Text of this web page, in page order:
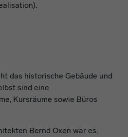
das historische Gebäude und
sind eine
Kursräume sowie Büros
Bernd Oxen war es,